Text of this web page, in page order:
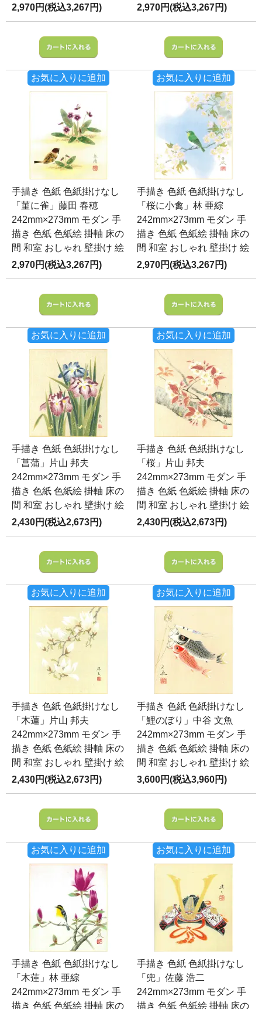
2,970円(税込3,267円)
お気に入りに追加
2,970円(税込3,267円)
お気に入りに追加
手描き 色紙 色紙掛けなし
「菫に雀」藤田 春穂
242mm×273mm モダン 手
描き 色紙 色紙絵 掛軸 床の
間 和室 おしゃれ 壁掛け 絵
2,970円(税込3,267円)
お気に入りに追加
手描き 色紙 色紙掛けなし
「桜に小禽」林 亜綜
242mm×273mm モダン 手
描き 色紙 色紙絵 掛軸 床の
間 和室 おしゃれ 壁掛け 絵
2,970円(税込3,267円)
お気に入りに追加
手描き 色紙 色紙掛けなし
「菖蒲」片山 邦夫
242mm×273mm モダン 手
描き 色紙 色紙絵 掛軸 床の
間 和室 おしゃれ 壁掛け 絵
2,430円(税込2,673円)
お気に入りに追加
手描き 色紙 色紙掛けなし
「桜」片山 邦夫
242mm×273mm モダン 手
描き 色紙 色紙絵 掛軸 床の
間 和室 おしゃれ 壁掛け 絵
2,430円(税込2,673円)
お気に入りに追加
手描き 色紙 色紙掛けなし
「木蓮」片山 邦夫
242mm×273mm モダン 手
描き 色紙 色紙絵 掛軸 床の
間 和室 おしゃれ 壁掛け 絵
2,430円(税込2,673円)
お気に入りに追加
手描き 色紙 色紙掛けなし
「鯉のぼり」中谷 文魚
242mm×273mm モダン 手
描き 色紙 色紙絵 掛軸 床の
間 和室 おしゃれ 壁掛け 絵
3,600円(税込3,960円)
お気に入りに追加
手描き 色紙 色紙掛けなし
「木蓮」林 亜綜
242mm×273mm モダン 手
描き 色紙 色紙絵 掛軸 床の
手描き 色紙 色紙掛けなし
「兜」佐藤 浩二
242mm×273mm モダン 手
描き 色紙 色紙絵 掛軸 床の